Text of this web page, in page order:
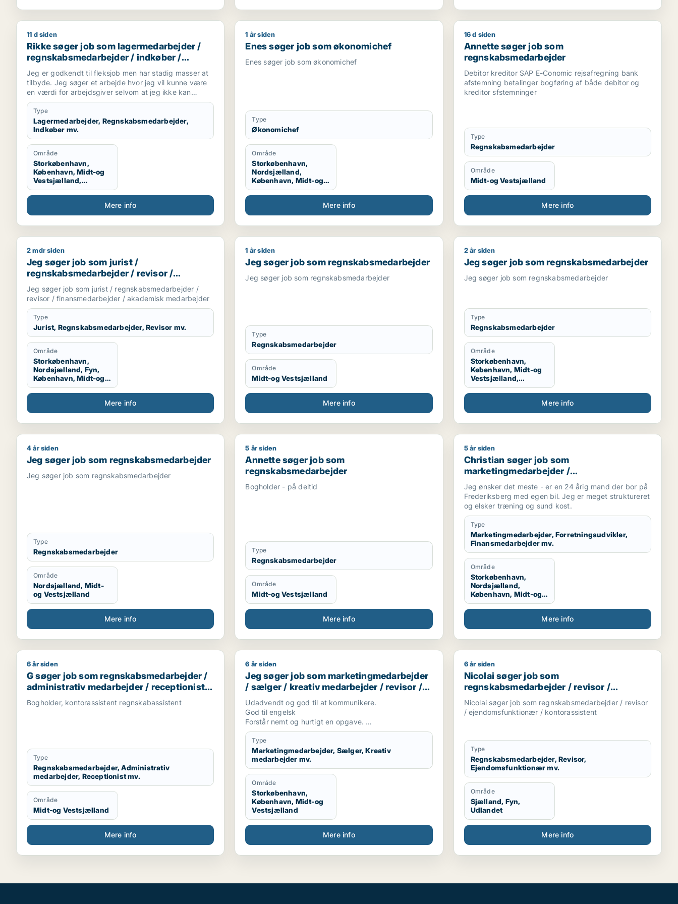
Rikke søger job som lagermedarbejder / regnskabsmedarbejder / indkøber / receptionist / maskintekniker
11 d siden
Rikke søger job som lagermedarbejder /
regnskabsmedarbejder / indkøber /
receptionist / maskintekniker
Jeg er godkendt til fleksjob men har stadig masser at
tilbyde. Jeg søger et arbejde hvor jeg vil kunne være
en værdi for arbejdsgiver selvom at jeg ikke kan
arbejde i en fuldtidsstilling. Jeg er ikke bleg for at
prøve noget nyt og søger derfor ikke kun inde for en
bestemt branche
Type
Lagermedarbejder, Regnskabsmedarbejder,
Indkøber mv.
Område
Storkøbenhavn,
København, Midt-og
Vestsjælland,
Sydsjælland, Hele
Sjælland
Mere info
Enes søger job som økonomichef
1 år siden
Enes søger job som økonomichef
Enes søger job som økonomichef
Type
Økonomichef
Område
Storkøbenhavn,
Nordsjælland,
København, Midt-og
Vestsjælland, Hele
Sjælland
Mere info
Annette søger job som regnskabsmedarbejder
16 d siden
Annette søger job som
regnskabsmedarbejder
Debitor kreditor SAP E-Conomic rejsafregning bank
afstemning betalinger bogføring af både debitor og
kreditor sfstemninger
Type
Regnskabsmedarbejder
Område
Midt-og Vestsjælland
Mere info
Jeg søger job som jurist / regnskabsmedarbejder / revisor / finansmedarbejder / akademisk medarbejder
2 mdr siden
Jeg søger job som jurist /
regnskabsmedarbejder / revisor /
finansmedarbejder / akademisk
medarbejder
Jeg søger job som jurist / regnskabsmedarbejder /
revisor / finansmedarbejder / akademisk medarbejder
Type
Jurist, Regnskabsmedarbejder, Revisor mv.
Område
Storkøbenhavn,
Nordsjælland, Fyn,
København, Midt-og
Vestsjælland,
Sydsjælland, Hele
Mere info
Jeg søger job som regnskabsmedarbejder
1 år siden
Jeg søger job som regnskabsmedarbejder
Jeg søger job som regnskabsmedarbejder
Type
Regnskabsmedarbejder
Område
Midt-og Vestsjælland
Mere info
Jeg søger job som regnskabsmedarbejder
2 år siden
Jeg søger job som regnskabsmedarbejder
Jeg søger job som regnskabsmedarbejder
Type
Regnskabsmedarbejder
Område
Storkøbenhavn,
København, Midt-og
Vestsjælland,
Sydsjælland
Mere info
Jeg søger job som regnskabsmedarbejder
4 år siden
Jeg søger job som regnskabsmedarbejder
Jeg søger job som regnskabsmedarbejder
Type
Regnskabsmedarbejder
Område
Nordsjælland, Midt-
og Vestsjælland
Mere info
Annette søger job som regnskabsmedarbejder
5 år siden
Annette søger job som
regnskabsmedarbejder
Bogholder - på deltid
Type
Regnskabsmedarbejder
Område
Midt-og Vestsjælland
Mere info
Christian søger job som marketingmedarbejder /
5 år siden
Christian søger job som
marketingmedarbejder /
forretningsudvikler / finansmedarbejder /
tjener
Jeg ønsker det meste - er en 24 årig mand der bor på
Frederiksberg med egen bil. Jeg er meget struktureret
og elsker træning og sund kost.
Type
Marketingmedarbejder, Forretningsudvikler,
Finansmedarbejder mv.
Område
Storkøbenhavn,
Nordsjælland,
København, Midt-og
Vestsjælland
Mere info
G søger job som regnskabsmedarbejder / administrativ medarbejder / receptionist / kontorassistent / kundeservicemedarbejder
6 år siden
G søger job som regnskabsmedarbejder /
administrativ medarbejder / receptionist /
kontorassistent /
kundeservicemedarbejder
Bogholder, kontorassistent regnskabassistent
Type
Regnskabsmedarbejder, Administrativ
medarbejder, Receptionist mv.
Område
Midt-og Vestsjælland
Mere info
Jeg søger job som marketingmedarbejder / sælger / kreativ medarbejder / revisor / finansmedarbejder
6 år siden
Jeg søger job som marketingmedarbejder
/ sælger / kreativ medarbejder / revisor /
finansmedarbejder
Udadvendt og god til at kommunikere.
God til engelsk
Forstår nemt og hurtigt en opgave.
Positiv.
Engageret og pålidelig.
Type
Marketingmedarbejder, Sælger, Kreativ
medarbejder mv.
Område
Storkøbenhavn,
København, Midt-og
Vestsjælland
Mere info
Nicolai søger job som regnskabsmedarbejder /
6 år siden
Nicolai søger job som
regnskabsmedarbejder / revisor /
ejendomsfunktionær / kontorassistent
Nicolai søger job som regnskabsmedarbejder / revisor
/ ejendomsfunktionær / kontorassistent
Type
Regnskabsmedarbejder, Revisor,
Ejendomsfunktionær mv.
Område
Sjælland, Fyn,
Udlandet
Mere info